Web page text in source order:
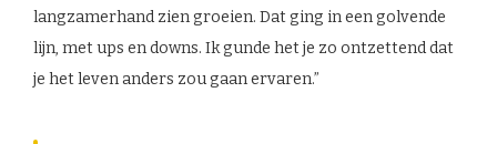
langzamerhand zien groeien. Dat ging in een golvende
lijn, met ups en downs. Ik gunde het je zo ontzettend dat
je het leven anders zou gaan ervaren.”